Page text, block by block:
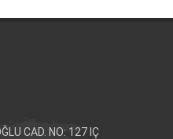
CAD. NO: 127 IÇ